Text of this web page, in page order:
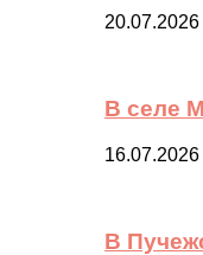
20.07.2026
В селе
16.07.2026
В